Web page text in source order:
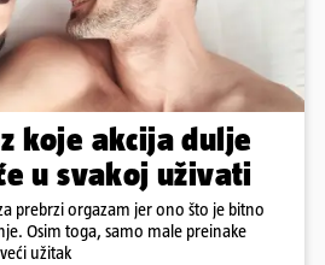
koje akcija dulje
u svakoj uživati
prebrzi orgazam jer ono što je bitno
Osim toga, samo male preinake
užitak